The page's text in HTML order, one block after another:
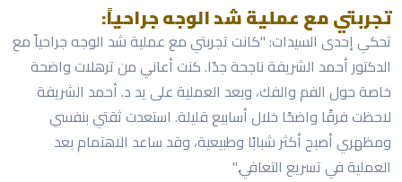
تجربتي مع عملية شد الوجه جراحياً:
تحكي إحدى السيدات: "كانت تجربتي مع عملية شد الوجه جراحياً مع
الدكتور أحمد الشريفة ناجحة جدًا. كنت أعاني من ترهلات واضحة
خاصة حول الفم والفك، وبعد العملية على يد د. أحمد الشريفة
لاحظت فرقًا واضحًا خلال أسابيع قليلة. استعدت ثقتي بنفسي
ومظهري أصبح أكثر شبابًا وطبيعية، وقد ساعد الاهتمام بعد
العملية في تسريع التعافي."